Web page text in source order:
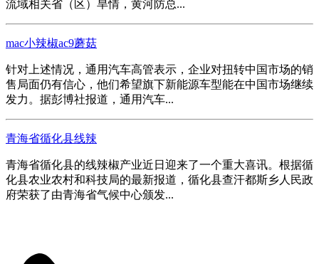
流域相关省（区）旱情，黄河防总...
mac小辣椒ac9蘑菇
针对上述情况，通用汽车高管表示，企业对扭转中国市场的销
售局面仍有信心，他们希望旗下新能源车型能在中国市场继续
发力。据彭博社报道，通用汽车...
青海省循化县线辣
青海省循化县的线辣椒产业近日迎来了一个重大喜讯。根据循
化县农业农村和科技局的最新报道，循化县查汗都斯乡人民政
府荣获了由青海省气候中心颁发...